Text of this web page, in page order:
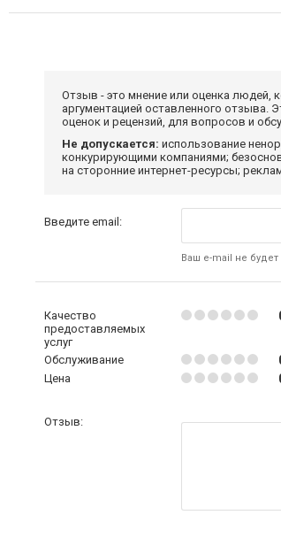
Отзыв - это мнение или оценка людей,
аргументацией оставленного
оценок и рецензий, для вопросов и
Не допускается: использование
конкурирующими компаниями;
на сторонние интернет-ресурсы;
Введите email:
Ваш e-mail не будет
Качество
предоставляемых
услуг
Обслуживание
Цена
Отзыв: